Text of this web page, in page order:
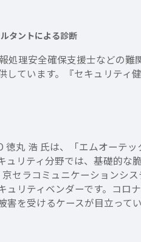
タントによる診断
処理安全確保支援士などの
ています。『セキュリテ
徳丸 浩 氏は、「エムオーテ
ュリティ分野では、基礎的
セラコミュニケーションシ
リティベンダーです。コ
を受けるケースが目立っ